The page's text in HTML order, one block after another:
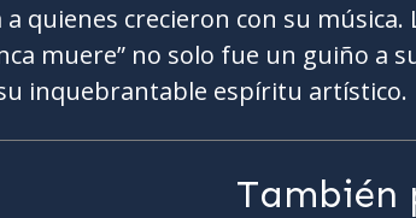
quienes crecieron con su música.
muere” no solo fue un guiño a
inquebrantable espíritu artístico.
También